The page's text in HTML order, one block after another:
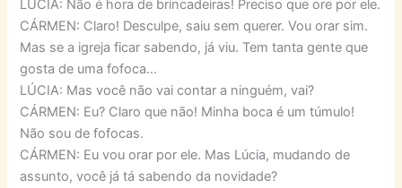
LÚCIA: Não é hora de brincadeiras! Preciso que ore por ele.
CÁRMEN: Claro! Desculpe, saiu sem querer. Vou orar sim.
Mas se a igreja ficar sabendo, já viu. Tem tanta gente que
gosta de uma fofoca…
LÚCIA: Mas você não vai contar a ninguém, vai?
CÁRMEN: Eu? Claro que não! Minha boca é um túmulo!
Não sou de fofocas.
CÁRMEN: Eu vou orar por ele. Mas Lúcia, mudando de
assunto, você já tá sabendo da novidade?